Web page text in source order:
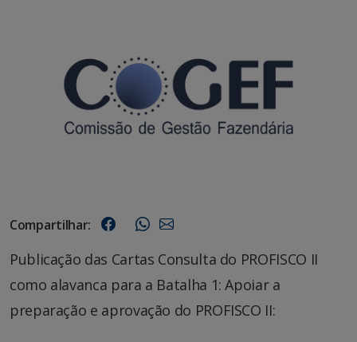
Compartilhar:
Publicação das Cartas Consulta do PROFISCO II
como alavanca para a Batalha 1: Apoiar a
preparação e aprovação do PROFISCO II: